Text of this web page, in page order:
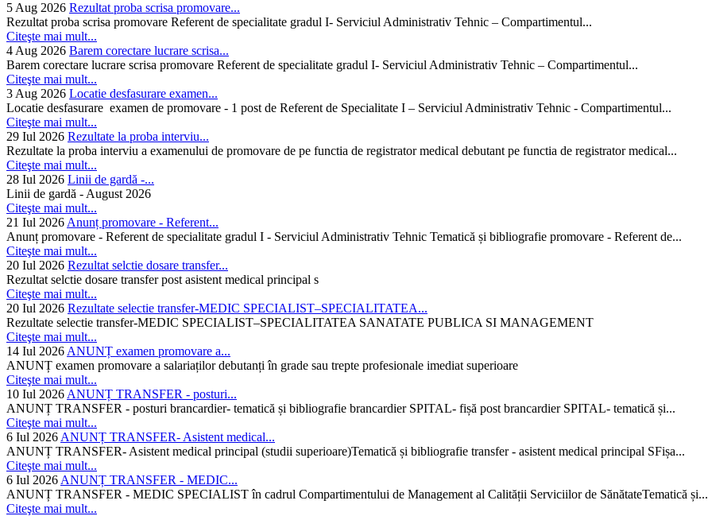
5 Aug 2026 Rezultat proba scrisa promovare...
Rezultat proba scrisa promovare Referent de specialitate gradul I- Serviciul Administrativ Tehnic – Compartimentul...
Citeşte mai mult...
4 Aug 2026 Barem corectare lucrare scrisa...
Barem corectare lucrare scrisa promovare Referent de specialitate gradul I- Serviciul Administrativ Tehnic – Compartimentul...
Citeşte mai mult...
3 Aug 2026 Locatie desfasurare examen...
Locatie desfasurare examen de promovare - 1 post de Referent de Specialitate I – Serviciul Administrativ Tehnic - Compartimentul...
Citeşte mai mult...
29 Iul 2026 Rezultate la proba interviu...
Rezultate la proba interviu a examenului de promovare de pe functia de registrator medical debutant pe functia de registrator medical...
Citeşte mai mult...
28 Iul 2026 Linii de gardă -...
Linii de gardă - August 2026
Citeşte mai mult...
21 Iul 2026 Anunț promovare - Referent...
Anunț promovare - Referent de specialitate gradul I - Serviciul Administrativ Tehnic Tematică și bibliografie promovare - Referent de...
Citeşte mai mult...
20 Iul 2026 Rezultat selctie dosare transfer...
Rezultat selctie dosare transfer post asistent medical principal s
Citeşte mai mult...
20 Iul 2026 Rezultate selectie transfer-MEDIC SPECIALIST–SPECIALITATEA...
Rezultate selectie transfer-MEDIC SPECIALIST–SPECIALITATEA SANATATE PUBLICA SI MANAGEMENT
Citeşte mai mult...
14 Iul 2026 ANUNȚ examen promovare a...
ANUNȚ examen promovare a salariaților debutanți în grade sau trepte profesionale imediat superioare
Citeşte mai mult...
10 Iul 2026 ANUNȚ TRANSFER - posturi...
ANUNȚ TRANSFER - posturi brancardier- tematică și bibliografie brancardier SPITAL- fișă post brancardier SPITAL- tematică și...
Citeşte mai mult...
6 Iul 2026 ANUNȚ TRANSFER- Asistent medical...
ANUNȚ TRANSFER- Asistent medical principal (studii superioare)Tematică și bibliografie transfer - asistent medical principal SFișa...
Citeşte mai mult...
6 Iul 2026 ANUNȚ TRANSFER - MEDIC...
ANUNȚ TRANSFER - MEDIC SPECIALIST în cadrul Compartimentului de Management al Calității Serviciilor de SănătateTematică și...
Citeşte mai mult...